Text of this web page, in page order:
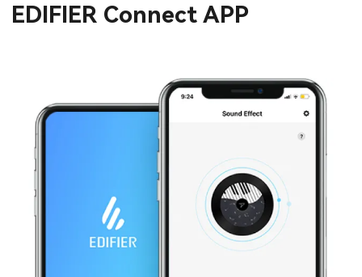
EDIFIER Connect APP